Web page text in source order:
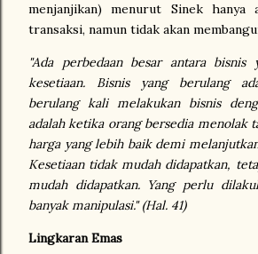
menjanjikan) menurut Sinek hanya
transaksi, namun tidak akan
"Ada perbedaan besar antara bisnis
kesetiaan. Bisnis yang berulang
berulang kali melakukan bisnis
adalah ketika orang bersedia menolak
harga yang lebih baik demi
Kesetiaan tidak mudah didapatkan,
mudah didapatkan. Yang perlu
banyak manipulasi." (Hal. 41)
Lingkaran Emas